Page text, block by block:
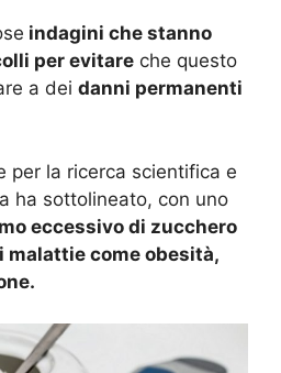
indagini che stanno
per evitare che questo
a dei danni permanenti
per la ricerca scientifica e
ha sottolineato, con uno
eccessivo di zucchero
malattie come obesità,